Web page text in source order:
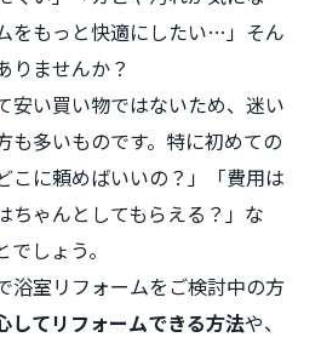
をもっと快適にしたい…」そん
りませんか？
安い買い物ではないため、迷い
も多いものです。特に初めての
こに頼めばいいの？」「費用は
ちゃんとしてもらえる？」な
しょう。
浴室リフォームをご検討中の方
してリフォームできる方法や、